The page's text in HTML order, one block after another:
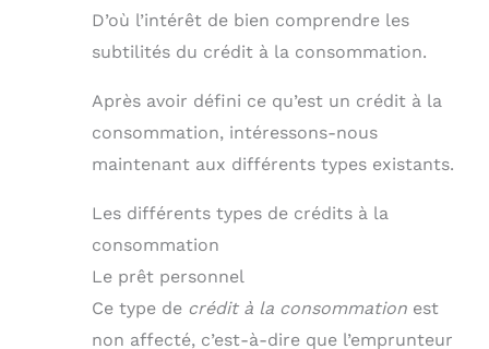
D’où l’intérêt de bien comprendre les
subtilités du crédit à la consommation.
Après avoir défini ce qu’est un crédit à la
consommation, intéressons-nous
maintenant aux différents types existants.
Les différents types de crédits à la
consommation
Le prêt personnel
Ce type de crédit à la consommation est
non affecté, c’est-à-dire que l’emprunteur